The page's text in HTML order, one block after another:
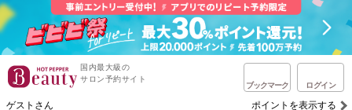
国内最大級の
サロン予約サイト
ブックマーク ログイン
ゲストさん ポイントを表示する